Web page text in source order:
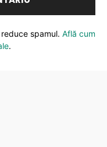
spamul. Află cum
.